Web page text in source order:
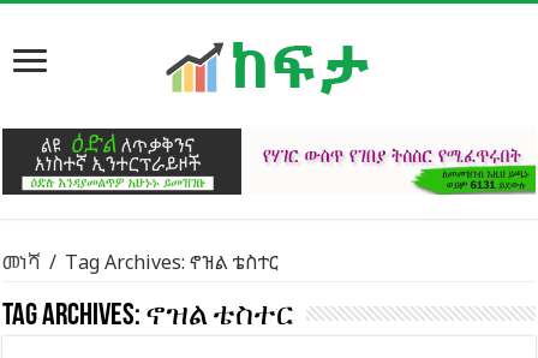
መነሻ / Tag Archives: ኖዝል ቴስተር
Tag Archives: ኖዝል ቴስተር